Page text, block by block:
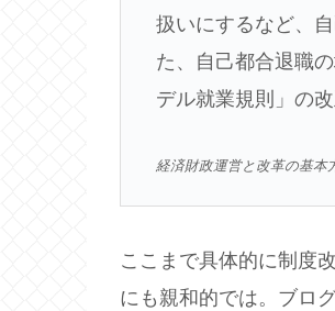
扱いにするなど、
た、自己都合退職
デル就業規則」の
経済財政運営と改革の基本
ここまで具体的に制度
にも親和的では。ブロ